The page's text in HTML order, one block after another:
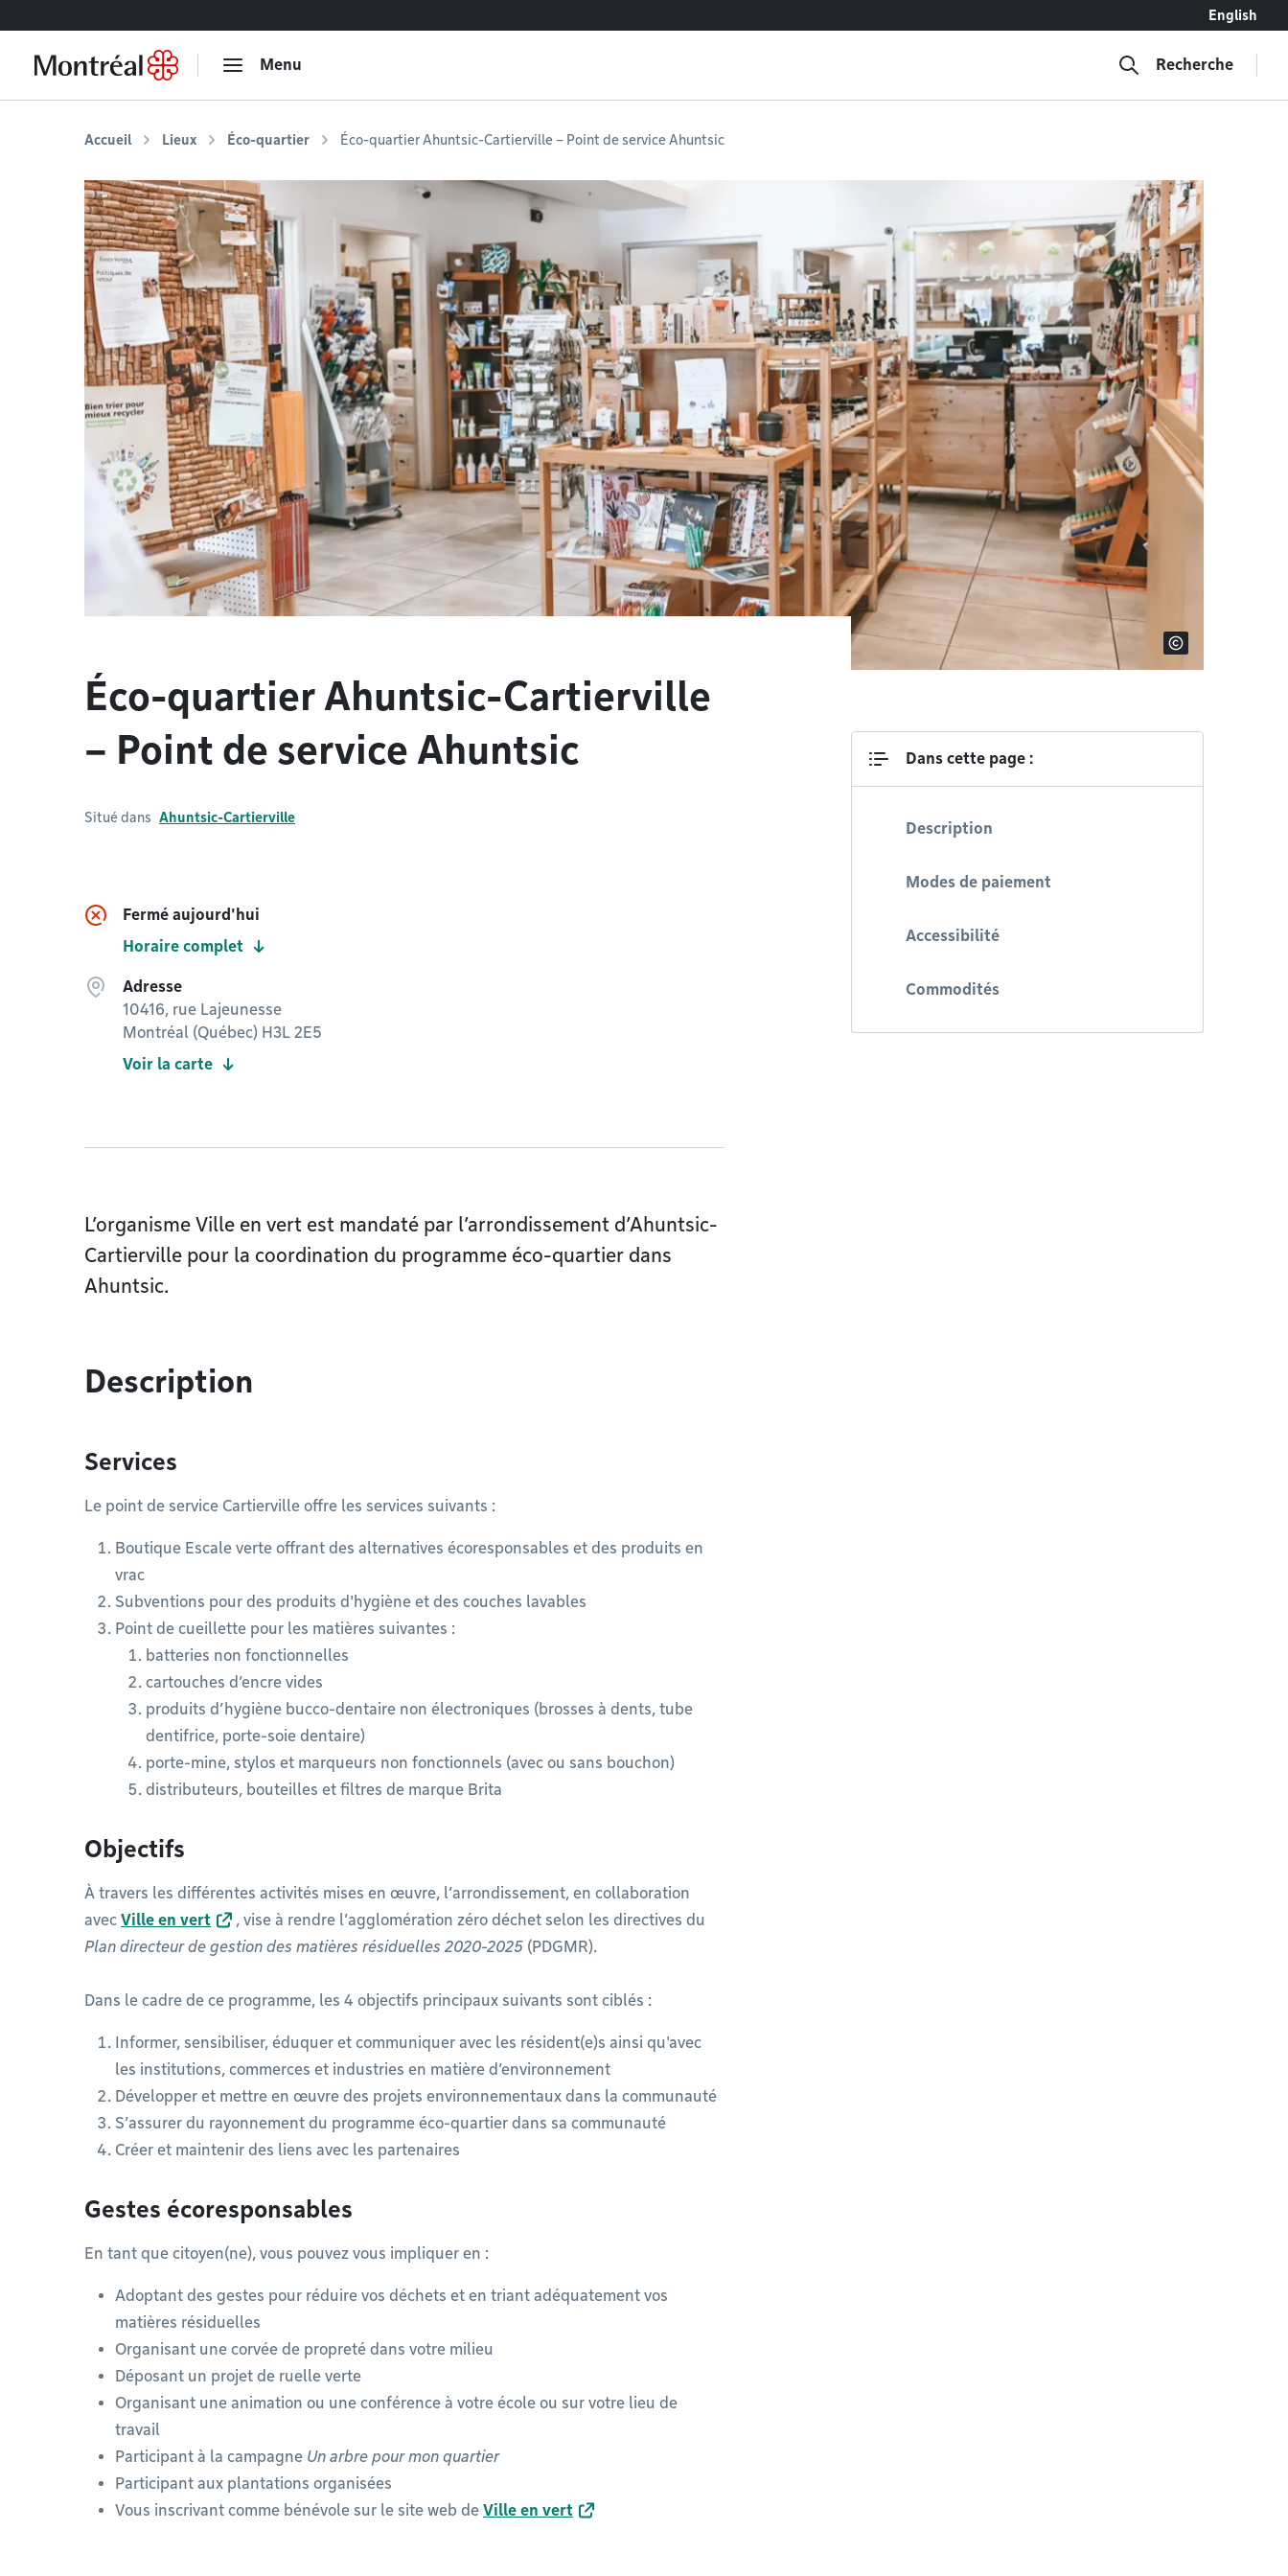
English
Menu Recherche
Accueil Lieux Éco-quartier Éco-quartier Ahuntsic-Cartierville – Point de service Ahuntsic
Éco-quartier Ahuntsic-Cartierville
– Point de service Ahuntsic
Situé dans Ahuntsic-Cartierville
Fermé aujourd'hui
Horaire complet
Adresse
10416, rue Lajeunesse
Montréal (Québec) H3L 2E5
Voir la carte
Dans cette page :
Description
Modes de paiement
Accessibilité
Commodités
L’organisme Ville en vert est mandaté par l’arrondissement d’Ahuntsic-
Cartierville pour la coordination du programme éco-quartier dans
Ahuntsic.
Description
Services
Le point de service Cartierville offre les services suivants :
Boutique Escale verte offrant des alternatives écoresponsables et des produits en
vrac
Subventions pour des produits d'hygiène et des couches lavables
Point de cueillette pour les matières suivantes :
batteries non fonctionnelles
cartouches d’encre vides
produits d’hygiène bucco-dentaire non électroniques (brosses à dents, tube
dentifrice, porte-soie dentaire)
porte-mine, stylos et marqueurs non fonctionnels (avec ou sans bouchon)
distributeurs, bouteilles et filtres de marque Brita
Objectifs
À travers les différentes activités mises en œuvre, l’arrondissement, en collaboration
avec Ville en vert
, vise à rendre l’agglomération zéro déchet selon les directives du
Plan directeur de gestion des matières résiduelles 2020-2025 (PDGMR).
Dans le cadre de ce programme, les 4 objectifs principaux suivants sont ciblés :
Informer, sensibiliser, éduquer et communiquer avec les résident(e)s ainsi qu'avec
les institutions, commerces et industries en matière d’environnement
Développer et mettre en œuvre des projets environnementaux dans la communauté
S’assurer du rayonnement du programme éco-quartier dans sa communauté
Créer et maintenir des liens avec les partenaires
Gestes écoresponsables
En tant que citoyen(ne), vous pouvez vous impliquer en :
Adoptant des gestes pour réduire vos déchets et en triant adéquatement vos
matières résiduelles
Organisant une corvée de propreté dans votre milieu
Déposant un projet de ruelle verte
Organisant une animation ou une conférence à votre école ou sur votre lieu de
travail
Participant à la campagne Un arbre pour mon quartier
Participant aux plantations organisées
Vous inscrivant comme bénévole sur le site web de Ville en vert